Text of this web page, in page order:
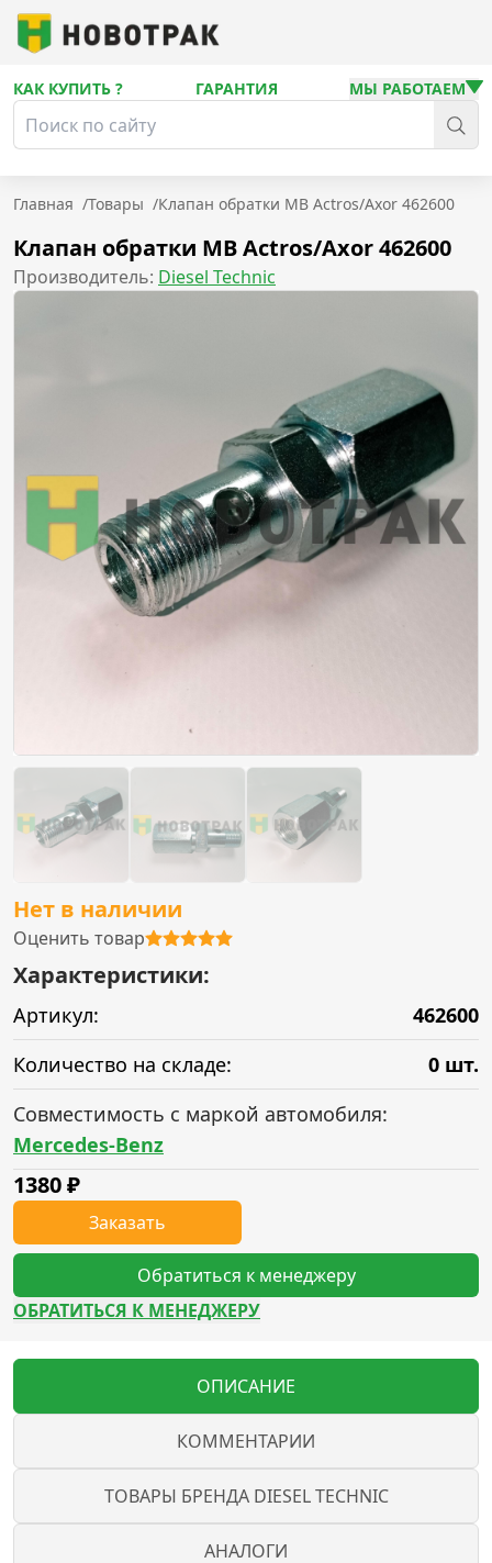
КАК КУПИТЬ ? ГАРАНТИЯ МЫ РАБОТАЕМ
Главная /Товары /Клапан обратки MB Actros/Axor 462600
Клапан обратки MB Actros/Axor 462600
Производитель: Diesel Technic
Нет в наличии
Оценить товар
Характеристики:
Артикул:
462600
Количество на складе:
0 шт.
Совместимость с маркой автомобиля:
Mercedes-Benz
1380₽
Заказать
Обратиться к менеджеру
ОБРАТИТЬСЯ К МЕНЕДЖЕРУ
ОПИСАНИЕ
КОММЕНТАРИИ
ТОВАРЫ БРЕНДА DIESEL TECHNIC
АНАЛОГИ